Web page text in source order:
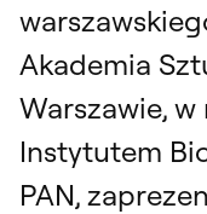
Akademia
Warszawie,
Instytutem
PAN,